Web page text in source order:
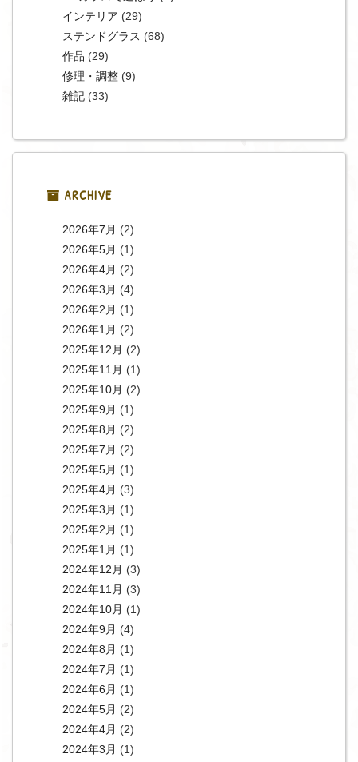
インテリア (29)
ステンドグラス (68)
作品 (29)
修理・調整(9)
雑記(33)
ARCHIVE
2026年7月 (2)
2026年5月 (1)
2026年4月 (2)
2026年3月 (4)
2026年2月 (1)
2026年1月 (2)
2025年12月 (2)
2025年11月 (1)
2025年10月 (2)
2025年9月 (1)
2025年8月 (2)
2025年7月 (2)
2025年5月 (1)
2025年4月 (3)
2025年3月 (1)
2025年2月 (1)
2025年1月 (1)
2024年12月 (3)
2024年11月 (3)
2024年10月 (1)
2024年9月 (4)
2024年8月 (1)
2024年7月 (1)
2024年6月 (1)
2024年5月 (2)
2024年4月 (2)
2024年3月 (1)